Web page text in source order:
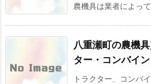
農機具は業者によっ
八重瀬町の農機
ター・コンバイ
トラクター、コンバ